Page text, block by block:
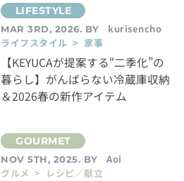
MAR 3RD, 2026. BY
kurisencho
ライフスタイル > 家事
【KEYUCAが提案する“二季化”の
暮らし】がんばらない冷蔵庫収納
＆2026春の新作アイテム
NOV 5TH, 2025. BY
Aoi
グルメ > レシピ／献立